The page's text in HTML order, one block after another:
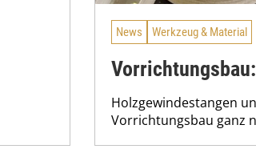
News Werkzeug & Material
Holzgewindestangen
Vorrichtungsbau ganz